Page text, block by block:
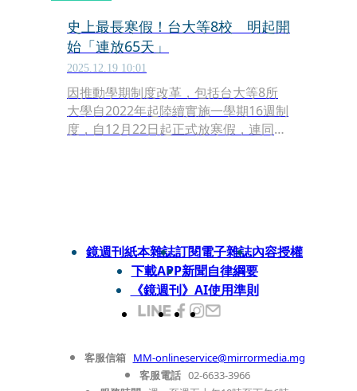
史上最長寒假！台大等8校 明起開
始「連放65天」
2025.12.19 10:01
因推動學期制度改革，包括台大等8所
大學自2022年起陸續實施一學期16週制
度，自12月22日起正式放寒假，連同春
鏡週刊紙本雜誌訂閱電子雜誌內容授權
下載APP新聞自律綱要
《鏡週刊》AI使用準則
客服信箱 MM-onlineservice@mirrormedia.mg
客服電話 02-6633-3966